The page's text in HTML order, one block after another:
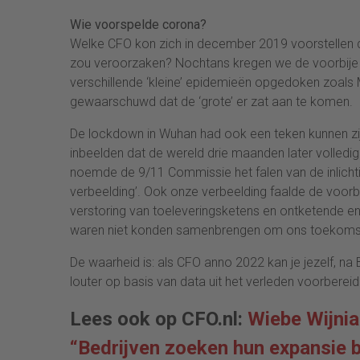
Wie voorspelde corona?
Welke CFO kon zich in december 2019
zou veroorzaken? Nochtans kregen we de
verschillende ‘kleine’ epidemieën opgedoken
gewaarschuwd dat de ‘grote’ er zat aan te komen.
De lockdown in Wuhan had ook een teken kunnen
inbeelden dat de wereld drie maanden later
noemde de 9/11 Commissie het falen van de
verbeelding’. Ook onze verbeelding faalde de
verstoring van toeleveringsketens en ontketende
waren niet konden samenbrengen om ons
De waarheid is: als CFO anno 2022 kan je jezelf,
louter op basis van data uit het verleden
Lees ook op CFO.nl: Wiebe
“Bedrijven zoeken hun expansie